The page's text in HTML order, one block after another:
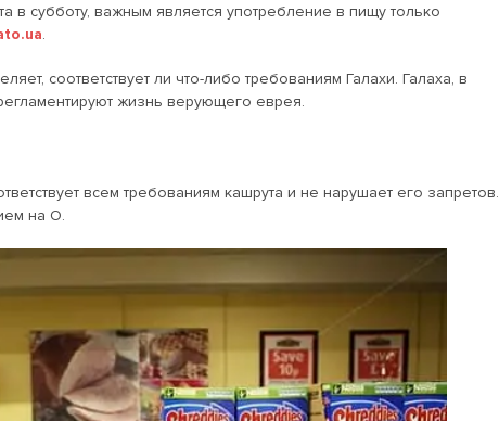
в субботу, важным является употребление в пищу только
.
соответствует ли что-либо требованиям Галахи. Галаха, в
жизнь верующего еврея.
всем требованиям кашрута и не нарушает его запретов.
на О.